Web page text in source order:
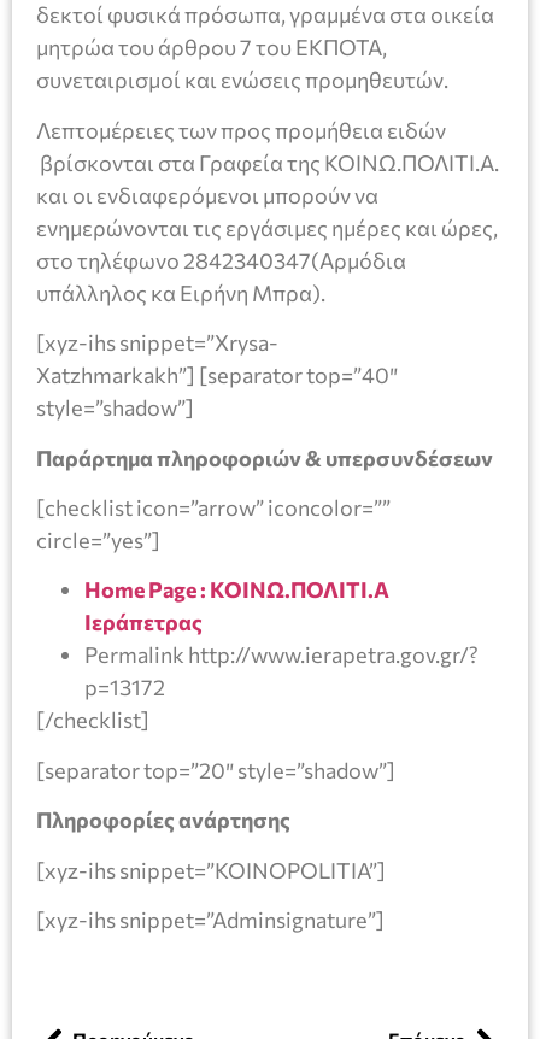
δεκτοί φυσικά πρόσωπα, γραμμένα στα οικεία
μητρώα του άρθρου 7 του ΕΚΠΟΤΑ,
συνεταιρισμοί και ενώσεις προμηθευτών.
Λεπτομέρειες των προς προμήθεια ειδών
βρίσκονται στα Γραφεία της ΚΟΙΝΩ.ΠΟΛΙΤΙ.Α.
και οι ενδιαφερόμενοι μπορούν να
ενημερώνονται τις εργάσιμες ημέρες και ώρες,
στο τηλέφωνο 2842340347(Αρμόδια
υπάλληλος κα Ειρήνη Μπρα).
[xyz-ihs snippet=”Xrysa-
Xatzhmarkakh”] [separator top=”40″
style=”shadow”]
Παράρτημα πληροφοριών & υπερσυνδέσεων
[checklist icon=”arrow” iconcolor=””
circle=”yes”]
Home Page : ΚΟΙΝΩ.ΠΟΛΙΤΙ.Α
Ιεράπετρας
Permalink http://www.ierapetra.gov.gr/?
p=13172
[/checklist]
[separator top=”20″ style=”shadow”]
Πληροφορίες ανάρτησης
[xyz-ihs snippet=”KOINOPOLITIA”]
[xyz-ihs snippet=”Adminsignature”]